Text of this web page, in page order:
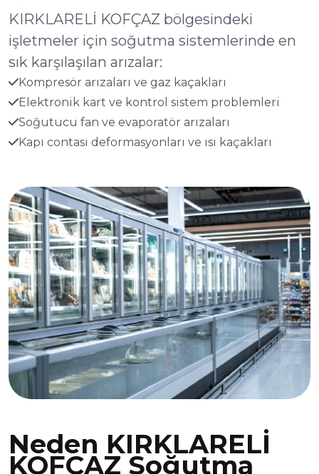
KIRKLARELİ KOFÇAZ bölgesindeki
işletmeler için soğutma sistemlerinde en
sık karşılaşılan arızalar:
Kompresör arızaları ve gaz kaçakları
Elektronik kart ve kontrol sistem problemleri
Soğutucu fan ve evaporatör arızaları
Kapı contası deformasyonları ve ısı kaçakları
Neden KIRKLARELİ
KOFÇAZ Soğutma